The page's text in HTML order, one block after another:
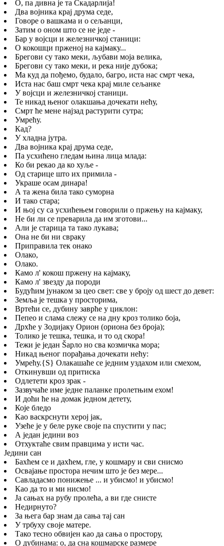
О, па дивна је та Скадарлија!
Два војника крај друма седе,
Говоре о вашкама и о сељанци,
Затим о оном што се не једе -
Бар у војсци и железничкој станици:
О кокошци прженој на кајмаку...
Брегови су тако меки, љубави моја велика,
Брегови су тако меки, и река није дубока;
Ма куд да пођемо, будало, багро, иста нас смрт чека,
Иста нас баш смрт чека крај миле сељанке
У војсци и железничкој станици.
Те никад њеног олакшања дочекати нећу,
Смрт ће мене најзад растурити сутра;
Умрећу.
Кад?
У хладна јутра.
Два војника крај друма седе,
Па усхићено гледам њина лица млада:
Ко би рекао да ко хуље -
Од старице што их примила -
Украше осам динара!
А та жена била тако суморна
И тако стара;
И њој су са усхићењем говорили о пржењу на кајмаку,
Не би ли се преварила да им зготови...
Али је старица та тако лукава;
Она не би ни свраку
Приправила тек онако
Олако,
Олако.
Камо л' кокош пржену на кајмаку,
Камо л' звезду да породи
Будућим јунаком за цео свет: све у броју од шест до девет:
Земља је тешка у просторима,
Вртећи се, дубину заврће у циклон:
Пепео и слама слежу се на дну кроз толико боја,
Дрхће у Зодијаку Орион (ориона без броја);
Толико је тешка, тешка, и то од скора!
Тежи је један Šарло но сва козмичка мора;
Никад њеног порађања дочекати нећу:
Умрећу.{S} Олакашаће се једним уздахом или смехом,
Откинувши од притиска
Одлетети кроз зрак -
Зазвучаће име једне паланке пролетњим ехом!
И доћи ће на домак једном детету,
Које бледо
Као васкрснути херој јак,
Узеће је у беле руке своје па спустити у пас;
А један једини воз
Отхуктаће свим правцима у исти час.
Једини сан
Бахћем се и дахћем, гле, у кошмару и сви снисмо
Освајање простора нечим што је без мере...
Савладасмо понижење ... и убисмо! и убисмо!
Као да то и ми нисмо!
Ја сањах на рубу пролећа, а ви где снисте
Недирнуто?
За њега бар знам да сања тај сан
У трбуху своје матере.
Тако тесно обвијен као да сања о простору,
О дубинама: о, да сна кошмарске размере